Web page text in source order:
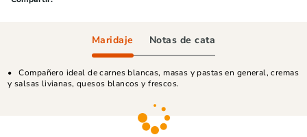
Maridaje Notas de cata
Compañero ideal de carnes blancas, masas y pastas en general, cremas
y salsas livianas, quesos blancos y frescos.